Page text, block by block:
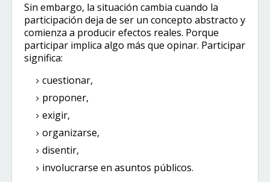
Sin embargo, la situación cambia cuando la
participación deja de ser un concepto abstracto y
comienza a producir efectos reales. Porque
participar implica algo más que opinar. Participar
significa:
cuestionar,
proponer,
exigir,
organizarse,
disentir,
involucrarse en asuntos públicos.